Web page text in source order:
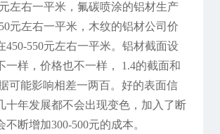
左右一平米，氟碳喷涂的铝材生产
元左右一平米，木纹的铝材公司价
450-550元左右一平米。铝材截面设
一样，价格也不一样， 1.4的截面和
可能影响相差一两百。好的表面信
十年发展都不会出现变色，加入了断
断增加300-500元的成本。